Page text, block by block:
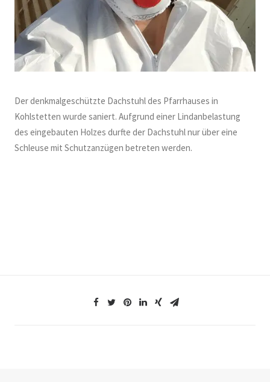
Der denkmalgeschützte Dachstuhl des Pfarrhauses in
Kohlstetten wurde saniert. Aufgrund einer Lindanbelastung
des eingebauten Holzes durfte der Dachstuhl nur über eine
Schleuse mit Schutzanzügen betreten werden.